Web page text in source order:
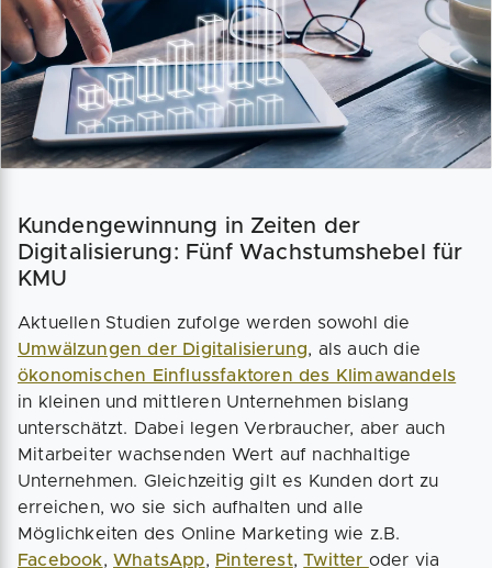
Kundengewinnung in Zeiten der
Digitalisierung: Fünf Wachstumshebel für
KMU
Aktuellen Studien zufolge werden sowohl die
Umwälzungen der Digitalisierung, als auch die
ökonomischen Einflussfaktoren des Klimawandels
in kleinen und mittleren Unternehmen bislang
unterschätzt. Dabei legen Verbraucher, aber auch
Mitarbeiter wachsenden Wert auf nachhaltige
Unternehmen. Gleichzeitig gilt es Kunden dort zu
erreichen, wo sie sich aufhalten und alle
Möglichkeiten des Online Marketing wie z.B.
Facebook,WhatsApp, Pinterest,Twitter oder via